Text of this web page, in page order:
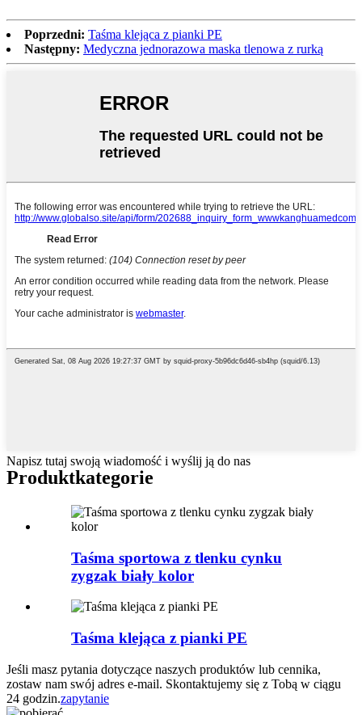
Poprzedni: Taśma klejąca z pianki PE
Następny: Medyczna jednorazowa maska ​​tlenowa z rurką
Napisz tutaj swoją wiadomość i wyślij ją do nas
Produktkategorie
Taśma sportowa z tlenku cynku
zygzak biały kolor
Taśma klejąca z pianki PE
Jeśli masz pytania dotyczące naszych produktów lub cennika,
zostaw nam swój adres e-mail. Skontaktujemy się z Tobą w ciągu
24 godzin.zapytanie